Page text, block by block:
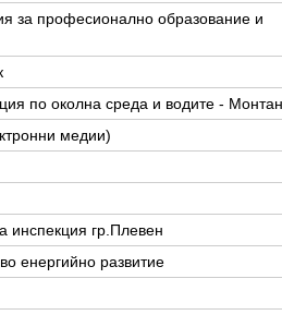
за професионално образование и
по околна среда и водите -
медии)
инспекция гр.Плевен
енергийно развитие